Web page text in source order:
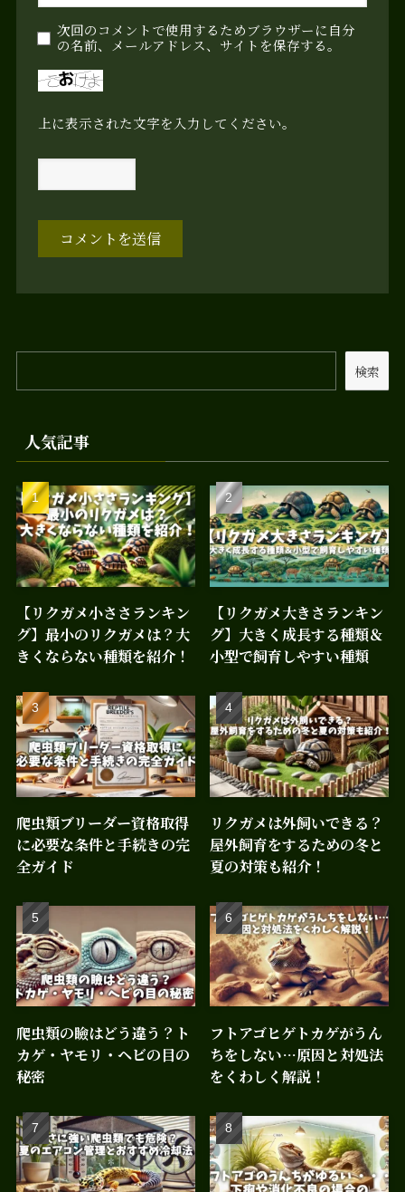
次回のコメントで使用するためブラウザーに自分
の名前、メールアドレス、サイトを保存する。
上に表示された文字を入力してください。
検索
人気記事
【リクガメ小ささランキン
グ】最小のリクガメは？大
きくならない種類を紹介！
【リクガメ大きさランキン
グ】大きく成長する種類＆
小型で飼育しやすい種類
爬虫類ブリーダー資格取得
に必要な条件と手続きの完
全ガイド
リクガメは外飼いできる？
屋外飼育をするための冬と
夏の対策も紹介！
爬虫類の瞼はどう違う？ト
カゲ・ヤモリ・ヘビの目の
秘密
フトアゴヒゲトカゲがうん
ちをしない…原因と対処法
をくわしく解説！